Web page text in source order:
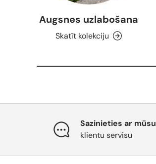
Augsnes uzlabošana
Skatīt kolekciju
Sazinieties ar mūsu
klientu servisu